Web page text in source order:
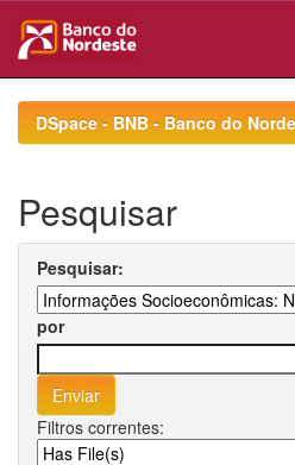
navigationDSpace - BNB - Banco do
Pesquisar
Pesquisar:
por
Filtros correntes: